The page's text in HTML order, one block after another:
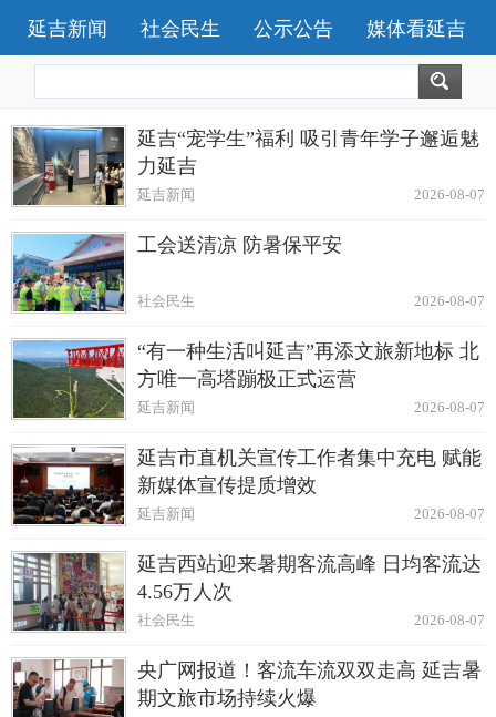
延吉新闻 社会民生 公示公告 媒体看延吉
延吉“宠学生”福利 吸引青年学子邂逅魅
力延吉
2026-08-07
延吉新闻
工会送清凉 防暑保平安
2026-08-07
社会民生
“有一种生活叫延吉”再添文旅新地标 北
方唯一高塔蹦极正式运营
2026-08-07
延吉新闻
延吉市直机关宣传工作者集中充电 赋能
新媒体宣传提质增效
2026-08-07
延吉新闻
延吉西站迎来暑期客流高峰 日均客流达
4.56万人次
2026-08-07
社会民生
央广网报道！客流车流双双走高 延吉暑
期文旅市场持续火爆